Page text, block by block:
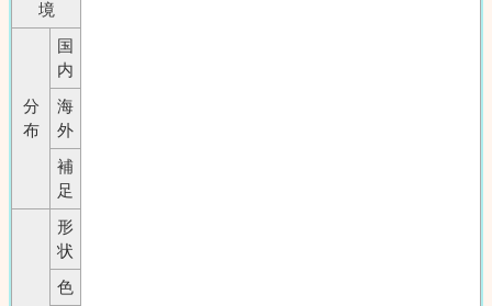
境
分
布
国
内
海
外
補
足
形
状
色